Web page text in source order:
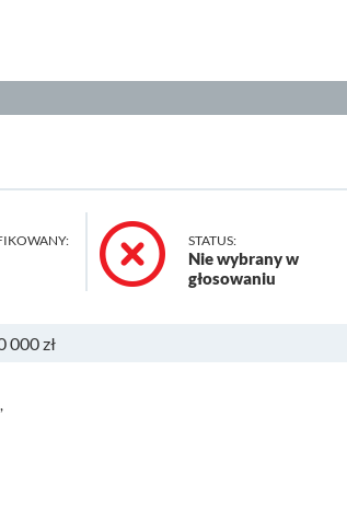
STATUS:
Nie wybrany w
głosowaniu
000 zł